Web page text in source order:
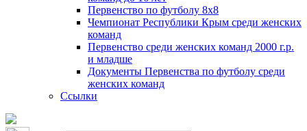
Первенство по футболу 8х8
Чемпионат Республики Крым среди женских
команд
Первенство среди женских команд 2000 г.р.
и младше
Документы Первенства по футболу среди
женских команд
Ссылки